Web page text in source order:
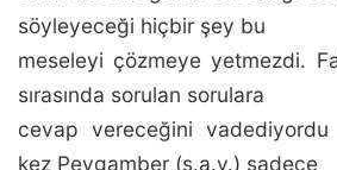
söyleyeceği hiçbir şey bu
meseleyi çözmeye yetmezdi.
sırasında sorulan sorulara
cevap vereceğini
kez Peygamber (s.a.v.) sadece